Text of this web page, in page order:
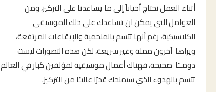
أثناء العمل نحتاج أحياناً إلى ما يساعدنا على التركيز، ومن
العوامل التى يمكن ان تساعدك على ذلك الموسيقى
الكلاسيكية، رغم أنها تتسم بالملحمية والإيقاعات المرتفعة،
ويراها آخرون مملة وغير سريعة، لكن هذه التصورات ليست
دومــًا صحيحة، فهناك أعمال موسيقية لمؤلفين كبار في العالم
تتسم بالهدوء الذي سيمنحك قدرًا عاليـًا من التركيز.